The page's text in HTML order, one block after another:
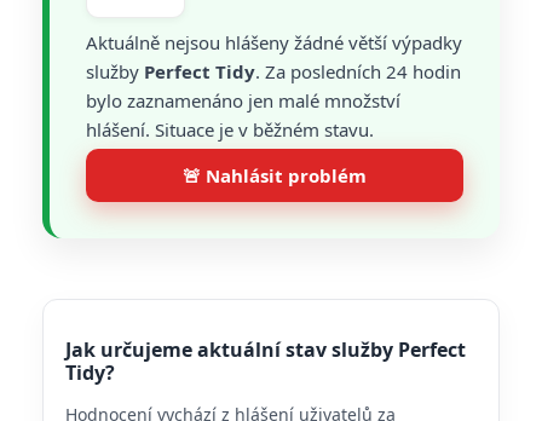
Aktuálně nejsou hlášeny žádné větší výpadky
služby Perfect Tidy. Za posledních 24 hodin
bylo zaznamenáno jen malé množství
hlášení. Situace je v běžném stavu.
🚨 Nahlásit problém
Jak určujeme aktuální stav služby Perfect
Tidy?
Hodnocení vychází z hlášení uživatelů za